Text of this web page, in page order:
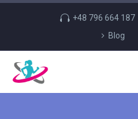
+48 796 664 187
Blog